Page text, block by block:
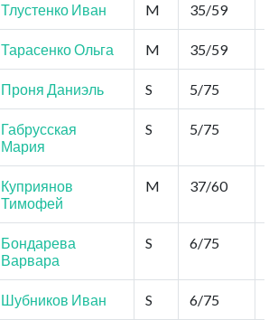
Тлустенко Иван M 35/59
Тарасенко Ольга M 35/59
Проня Даниэль S 5/75
Габрусская
Мария
S 5/75
Куприянов
Тимофей
M 37/60
Бондарева
Варвара
S 6/75
Шубников Иван S 6/75